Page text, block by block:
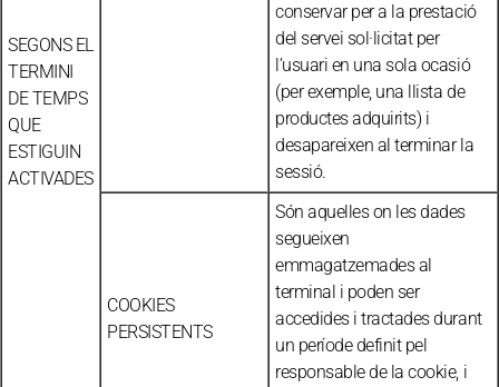
SEGONS EL
TERMINI
DE TEMPS
QUE
ESTIGUIN
ACTIVADES
conservar per a la prestació
del servei sol·licitat per
l’usuari en una sola ocasió
(per exemple, una llista de
productes adquirits) i
desapareixen al terminar la
sessió.
COOKIES
PERSISTENTS
Són aquelles on les dades
segueixen
emmagatzemades al
terminal i poden ser
accedides i tractades durant
un període definit pel
responsable de la cookie, i